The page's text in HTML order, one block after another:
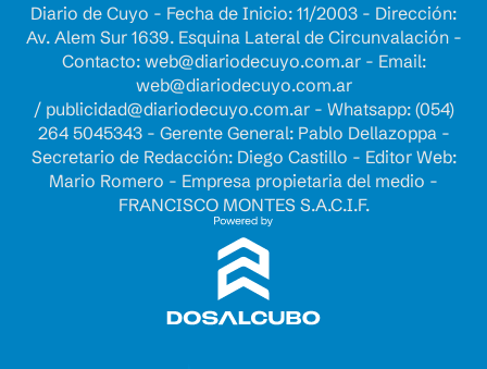
Diario de Cuyo - Fecha de Inicio: 11/2003 - Dirección:
Av. Alem Sur 1639. Esquina Lateral de Circunvalación -
Contacto: web@diariodecuyo.com.ar- Email:
web@diariodecuyo.com.ar
/ publicidad@diariodecuyo.com.ar- Whatsapp: (054)
264 5045343 - Gerente General: Pablo Dellazoppa -
Secretario de Redacción: Diego Castillo - Editor Web:
Mario Romero - Empresa propietaria del medio -
FRANCISCO MONTES S.A.C.I.F.